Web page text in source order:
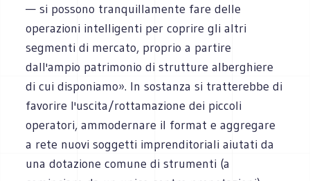
— si possono tranquillamente fare delle
operazioni intelligenti per coprire gli altri
segmenti di mercato, proprio a partire
dall'ampio patrimonio di strutture alberghiere
di cui disponiamo». In sostanza si tratterebbe di
favorire l'uscita/rottamazione dei piccoli
operatori, ammodernare il format e aggregare
a rete nuovi soggetti imprenditoriali aiutati da
una dotazione comune di strumenti (a